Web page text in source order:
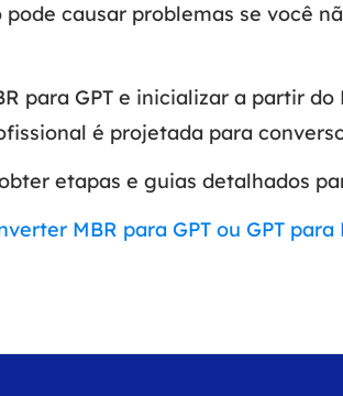
causar problemas se você
para GPT e inicializar a partir
é projetada para
etapas e guias detalhados
MBR para GPT ou GPT